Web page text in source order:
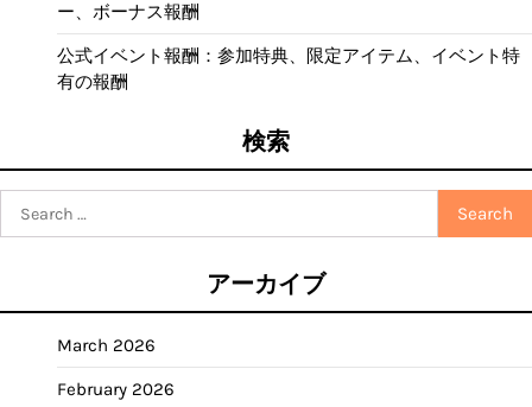
ー、ボーナス報酬
公式イベント報酬：参加特典、限定アイテム、イベント特
有の報酬
検索
for:
アーカイブ
March 2026
February 2026